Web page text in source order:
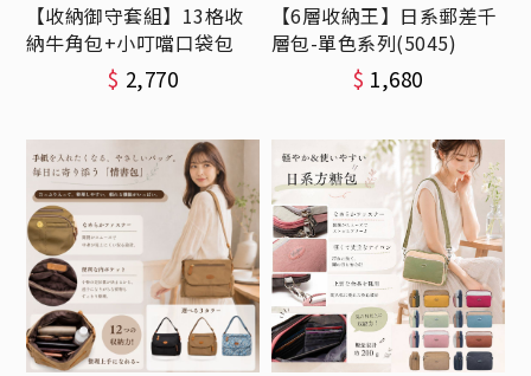
【收納御守套組】13格收
納牛角包+小叮噹口袋包
$ 2,770
【6層收納王】日系郵差千
層包-單色系列(5045)
$ 1,680